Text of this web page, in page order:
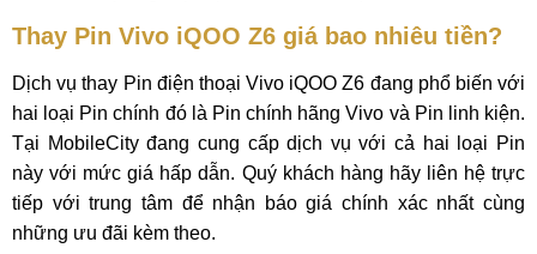
Thay Pin Vivo iQOO Z6 giá bao nhiêu tiền?
Dịch vụ thay Pin điện thoại Vivo iQOO Z6 đang phổ biến với
hai loại Pin chính đó là Pin chính hãng Vivo và Pin linh kiện.
Tại MobileCity đang cung cấp dịch vụ với cả hai loại Pin
này với mức giá hấp dẫn. Quý khách hàng hãy liên hệ trực
tiếp với trung tâm để nhận báo giá chính xác nhất cùng
những ưu đãi kèm theo.